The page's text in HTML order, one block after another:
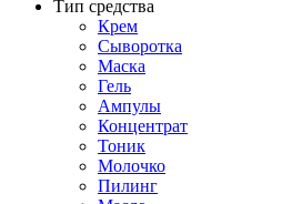
Тип средства
Крем
Сыворотка
Маска
Гель
Ампулы
Концентрат
Тоник
Молочко
Пилинг